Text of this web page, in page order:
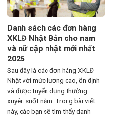
Danh sách các đơn hàng
XKLĐ Nhật Bản cho nam
và nữ cập nhật mới nhất
2025
Sau đây là các đơn hàng XKLĐ
Nhật với mức lương cao, ổn định
và được tuyển dụng thường
xuyên suốt năm. Trong bài viết
này, các bạn sẽ tìm thấy danh